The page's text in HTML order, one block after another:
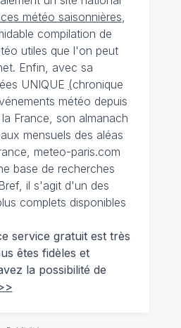
météo saisonnières,
compilation de
utiles que l'on peut
Enfin, avec sa
UNIQUE (chronique
météo depuis
France, son almanach
mensuels des aléas
meteo-paris.com
base de recherches
il s'agit d'un des
complets disponibles
service gratuit est très
êtes fidèles et
la possibilité de